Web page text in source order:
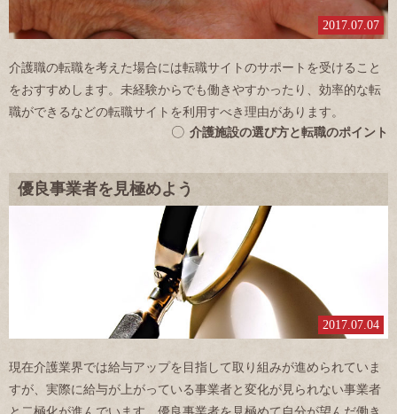
2017.07.07
介護職の転職を考えた場合には転職サイトのサポートを受けること
をおすすめします。未経験からでも働きやすかったり、効率的な転
職ができるなどの転職サイトを利用すべき理由があります。
介護施設の選び方と転職のポイント
優良事業者を見極めよう
2017.07.04
現在介護業界では給与アップを目指して取り組みが進められていま
すが、実際に給与が上がっている事業者と変化が見られない事業者